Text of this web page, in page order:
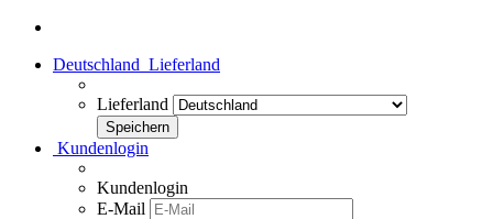
Deutschland Lieferland
Lieferland
Kundenlogin
Kundenlogin
E-Mail